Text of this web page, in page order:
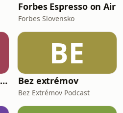
Forbes Espresso on Air
Forbes Slovensko
euBrief: Správy z Európskej únie
BE
Bez extrémov
Bez Extrémov Podcast